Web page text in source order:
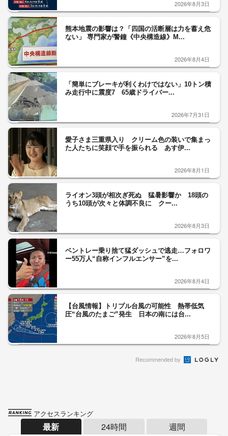
2026年8月3日
熊本地震の影響は？「四国の活断層は力を蓄え危
ない」 専門家が警鐘《中央構造線》M...
2026年8月4日
「簡単にブレーキが利くわけではない」10トン積
み走行中に震度7 65歳ドライバー...
2026年7月31日
愛子さま三重県入り クリーム色の装いで集まっ
た人たちに笑顔で手を振られる あす伊...
2026年8月1日
ライオン3頭が相次ぎ死ぬ 猛暑影響か 18頭の
うち10頭が次々と体調不良に クー...
2026年8月3日
ベントレー乗り捨て猛ダッシュで逃走…フォロワ
ー55万人“自称インフルエンサー”を...
2026年8月4日
【台風情報】トリプル台風の可能性 熱帯低気
圧“台風のたまご”発生 日本の南には台...
2026年8月5日
Recommended by
アクセスランキング
最新 24時間 週間